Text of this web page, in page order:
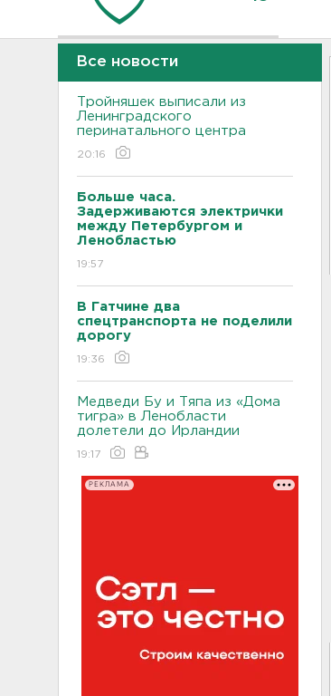
Все новости
Тройняшек выписали из
Ленинградского
перинатального центра
20:16
Больше часа.
Задерживаются электрички
между Петербургом и
Ленобластью
19:57
В Гатчине два
спецтранспорта не поделили
дорогу
19:36
Медведи Бу и Тяпа из «Дома
тигра» в Ленобласти
долетели до Ирландии
19:17
РЕКЛАМА